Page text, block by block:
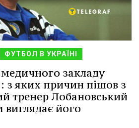
ФУТБОЛ В УКРАЇНІ
закладу
з яких причин пішов з
тренер Лобановський
його